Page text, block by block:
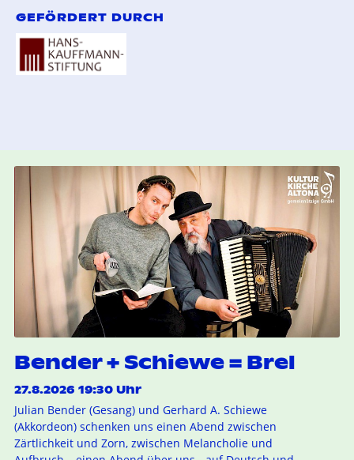
GEFÖRDERT DURCH
Bender + Schiewe = Brel
27.8.2026 19:30 Uhr
Julian Bender (Gesang) und Gerhard A. Schiewe
(Akkordeon) schenken uns einen Abend zwischen
Zärtlichkeit und Zorn, zwischen Melancholie und